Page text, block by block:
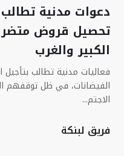
دعوات مدنية تطالب
تحصيل قروض
الكبير والغرب
فعاليات مدنية تطالب
الفيضانات، في ظل توقفهم
الاجتم...
فريق لبنكة